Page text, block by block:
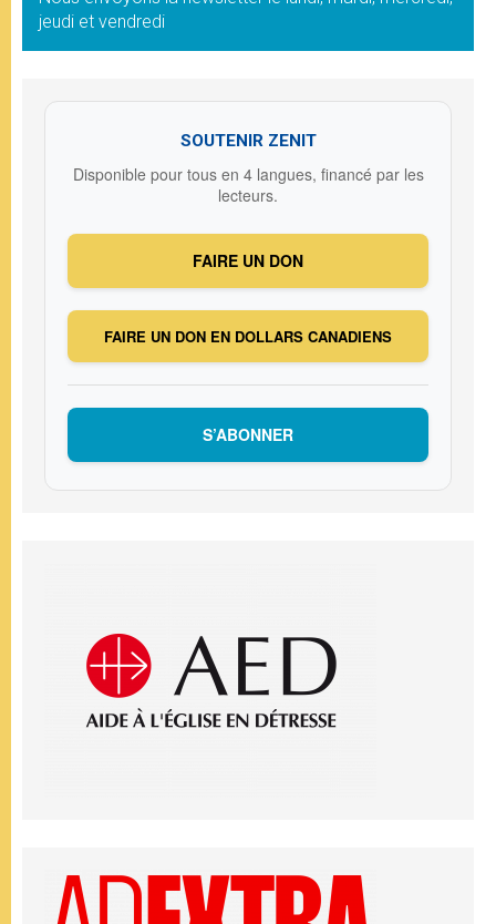
jeudi et vendredi
SOUTENIR ZENIT
Disponible pour tous en 4 langues, financé par les
lecteurs.
FAIRE UN DON
FAIRE UN DON EN DOLLARS CANADIENS
S’ABONNER